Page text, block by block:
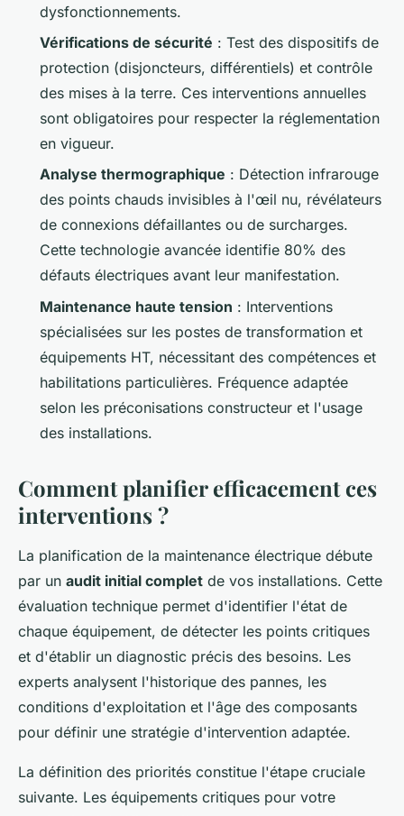
dysfonctionnements.
Vérifications de sécurité : Test des dispositifs de
protection (disjoncteurs, différentiels) et contrôle
des mises à la terre. Ces interventions annuelles
sont obligatoires pour respecter la réglementation
en vigueur.
Analyse thermographique : Détection infrarouge
des points chauds invisibles à l'œil nu, révélateurs
de connexions défaillantes ou de surcharges.
Cette technologie avancée identifie 80% des
défauts électriques avant leur manifestation.
Maintenance haute tension : Interventions
spécialisées sur les postes de transformation et
équipements HT, nécessitant des compétences et
habilitations particulières. Fréquence adaptée
selon les préconisations constructeur et l'usage
des installations.
Comment planifier efficacement ces
interventions ?
La planification de la maintenance électrique débute
par un audit initial complet de vos installations. Cette
évaluation technique permet d'identifier l'état de
chaque équipement, de détecter les points critiques
et d'établir un diagnostic précis des besoins. Les
experts analysent l'historique des pannes, les
conditions d'exploitation et l'âge des composants
pour définir une stratégie d'intervention adaptée.
La définition des priorités constitue l'étape cruciale
suivante. Les équipements critiques pour votre